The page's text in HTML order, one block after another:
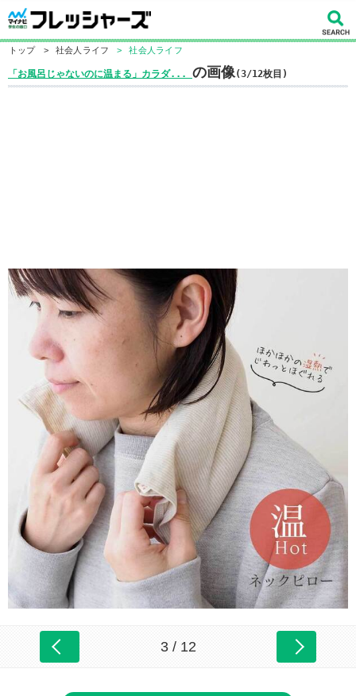
トップ > 社会人ライフ > 社会人ライフ
「お風呂じゃないのに温まる」カラダ... の画像(3/12枚目)
3 / 12